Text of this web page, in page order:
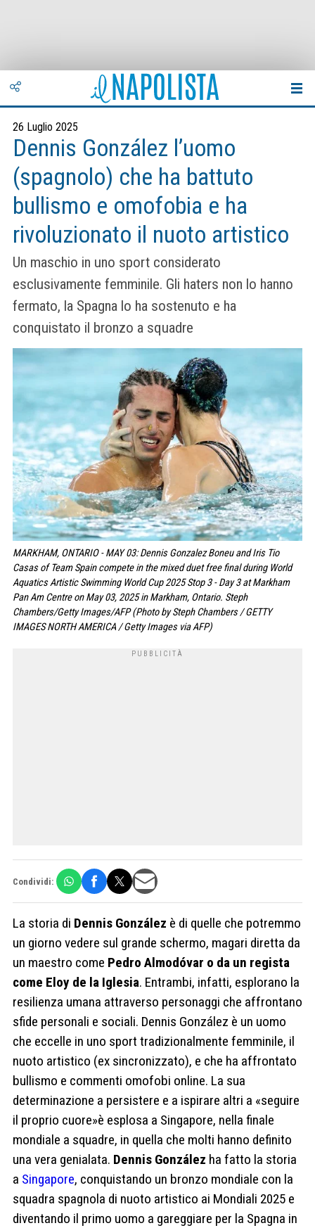
26 Luglio 2025
Dennis González l’uomo
(spagnolo) che ha battuto
bullismo e omofobia e ha
rivoluzionato il nuoto artistico
Un maschio in uno sport considerato
esclusivamente femminile. Gli haters non lo hanno
fermato, la Spagna lo ha sostenuto e ha
conquistato il bronzo a squadre
MARKHAM, ONTARIO - MAY 03: Dennis Gonzalez Boneu and Iris Tio
Casas of Team Spain compete in the mixed duet free final during World
Aquatics Artistic Swimming World Cup 2025 Stop 3 - Day 3 at Markham
Pan Am Centre on May 03, 2025 in Markham, Ontario. Steph
Chambers/Getty Images/AFP (Photo by Steph Chambers / GETTY
IMAGES NORTH AMERICA / Getty Images via AFP)
Condividi:
La storia di Dennis González è di quelle che potremmo
un giorno vedere sul grande schermo, magari diretta da
un maestro come Pedro Almodóvar o da un regista
come Eloy de la Iglesia. Entrambi, infatti, esplorano la
resilienza umana attraverso personaggi che affrontano
sfide personali e sociali. Dennis González è un uomo
che eccelle in uno sport tradizionalmente femminile, il
nuoto artistico (ex sincronizzato), e che ha affrontato
bullismo e commenti omofobi online. La sua
determinazione a persistere e a ispirare altri a «seguire
il proprio cuore»è esplosa a Singapore, nella finale
mondiale a squadre, in quella che molti hanno definito
una vera genialata. Dennis González ha fatto la storia
a Singapore, conquistando un bronzo mondiale con la
squadra spagnola di nuoto artistico ai Mondiali 2025 e
diventando il primo uomo a gareggiare per la Spagna in